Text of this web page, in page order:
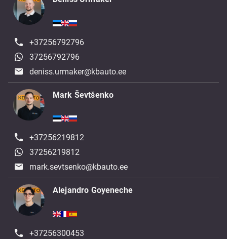
+37256792796
37256792796
deniss.urmaker@kbauto.ee
Mark Ševtšenko
+37256219812
37256219812
mark.sevtsenko@kbauto.ee
Alejandro Goyeneche
+37256300453